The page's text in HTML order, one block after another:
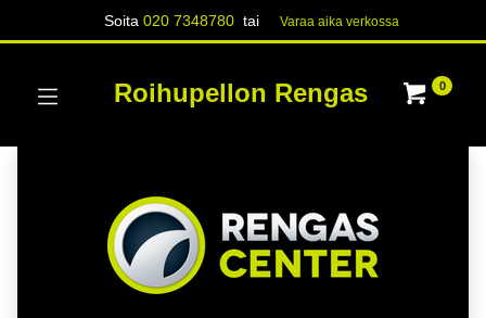
Soita020 7348780 tai Varaa aika verk​​​​ossa
Roihupellon Rengas 0